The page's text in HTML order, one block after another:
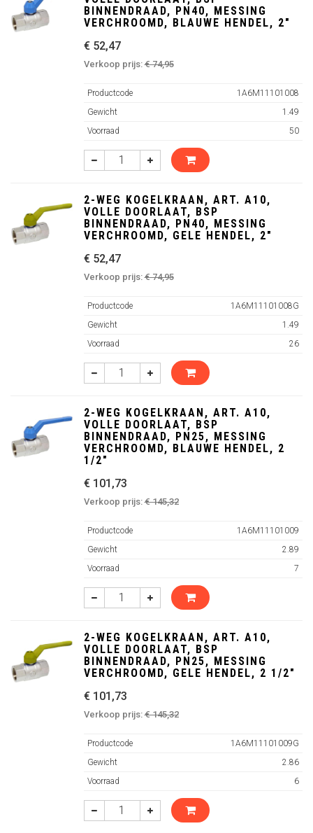
BINNENDRAAD, PN40, MESSING
VERCHROOMD, BLAUWE HENDEL, 2"
€ 52,47
Verkoop prijs:€ 74,95
Productcode
1A6M11101008
Gewicht
1.49
Voorraad
50
2-WEG KOGELKRAAN, ART. A10,
VOLLE DOORLAAT, BSP
BINNENDRAAD, PN40, MESSING
VERCHROOMD, GELE HENDEL, 2"
€ 52,47
Verkoop prijs:€ 74,95
Productcode
1A6M11101008G
Gewicht
1.49
Voorraad
26
2-WEG KOGELKRAAN, ART. A10,
VOLLE DOORLAAT, BSP
BINNENDRAAD, PN25, MESSING
VERCHROOMD, BLAUWE HENDEL, 2
1/2"
€ 101,73
Verkoop prijs:€ 145,32
Productcode
1A6M11101009
Gewicht
2.89
Voorraad
7
2-WEG KOGELKRAAN, ART. A10,
VOLLE DOORLAAT, BSP
BINNENDRAAD, PN25, MESSING
VERCHROOMD, GELE HENDEL, 2 1/2"
€ 101,73
Verkoop prijs:€ 145,32
Productcode
1A6M11101009G
Gewicht
2.86
Voorraad
6